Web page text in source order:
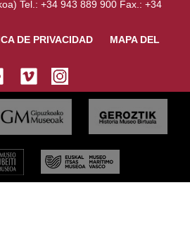
Tel.: +34 943 889 900 Fax.: +34
DE PRIVACIDAD
MAPA DEL